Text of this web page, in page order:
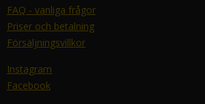
FAQ - vanliga frågor
Priser och betalning
Försäljningsvillkor
Instagram
Facebook